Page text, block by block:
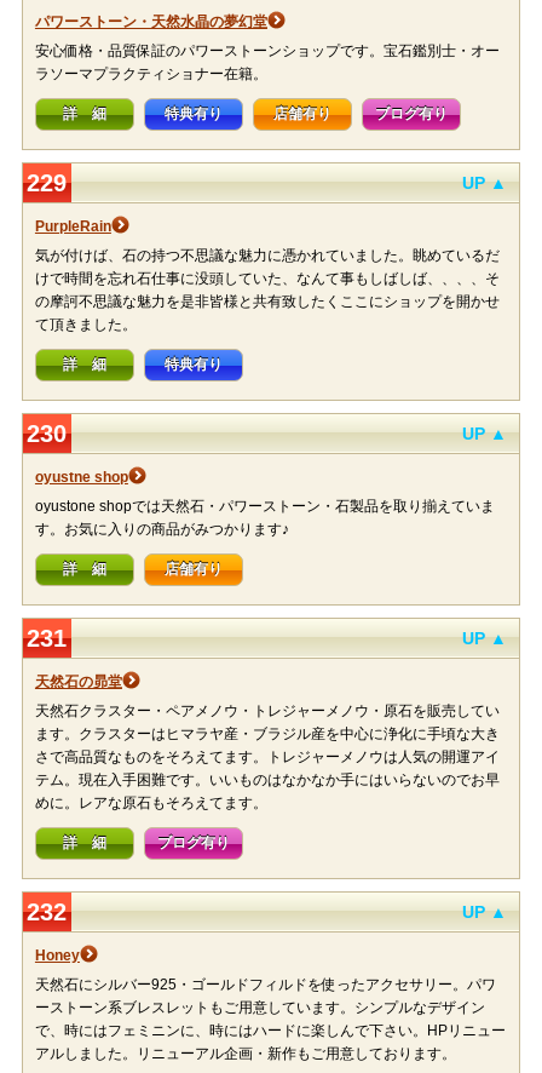
パワーストーン・天然水晶の夢幻堂
安心価格・品質保証のパワーストーンショップです。宝石鑑別士・オー
ラソーマプラクティショナー在籍。
詳 細 特典有り 店舗有り ブログ有り
229 UP ▲
PurpleRain
気が付けば、石の持つ不思議な魅力に憑かれていました。眺めているだ
けで時間を忘れ石仕事に没頭していた、なんて事もしばしば、、、、そ
の摩訶不思議な魅力を是非皆様と共有致したくここにショップを開かせ
て頂きました。
詳 細 特典有り
230 UP ▲
oyustne shop
oyustone shopでは天然石・パワーストーン・石製品を取り揃えていま
す。お気に入りの商品がみつかります♪
詳 細 店舗有り
231 UP ▲
天然石の昴堂
天然石クラスター・ペアメノウ・トレジャーメノウ・原石を販売してい
ます。クラスターはヒマラヤ産・ブラジル産を中心に浄化に手頃な大き
さで高品質なものをそろえてます。トレジャーメノウは人気の開運アイ
テム。現在入手困難です。いいものはなかなか手にはいらないのでお早
めに。レアな原石もそろえてます。
詳 細 ブログ有り
232 UP ▲
Honey
天然石にシルバー925・ゴールドフィルドを使ったアクセサリー。パワ
ーストーン系ブレスレットもご用意しています。シンプルなデザイン
で、時にはフェミニンに、時にはハードに楽しんで下さい。HPリニュー
アルしました。リニューアル企画・新作もご用意しております。